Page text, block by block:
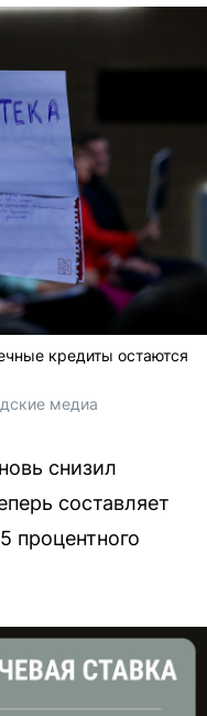
кредиты остаются
медиа
снизил
составляет
процентного